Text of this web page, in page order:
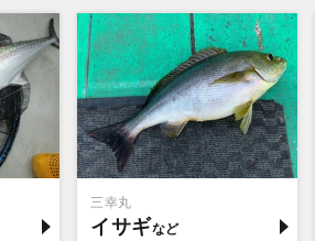
三幸丸
イサギ